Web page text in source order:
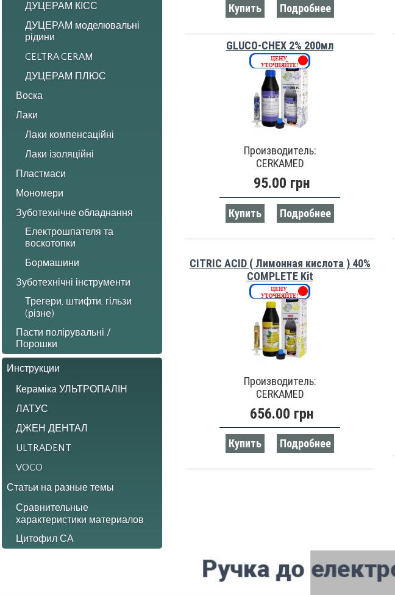
ДУЦЕРАМ КІСС
ДУЦЕРАМ моделювальні
рідини
CELTRA CERAM
ДУЦЕРАМ ПЛЮС
Воска
Лаки
Лаки компенсаційні
Лаки ізоляційні
Пластмаси
Мономери
Зуботехнічне обладнання
Електрошпателя та
воскотопки
Бормашини
Зуботехнічні інструменти
Трегери, штифти, гільзи
(різне)
Пасти полірувальні /
Порошки
Инструкции
Кераміка УЛЬТРОПАЛІН
ЛАТУС
ДЖЕН ДЕНТАЛ
ULTRADENT
VOCO
Статьи на разные темы
Сравнительные
характеристики материалов
Цитофил СА
Купить Подробнее
GLUCO-CHEX 2% 200мл
Производитель:
CERKAMED
95.00 грн
Купить Подробнее
CITRIC ACID ( Лимонная кислота ) 40%
COMPLETE Kit
Производитель:
CERKAMED
656.00 грн
Купить Подробнее